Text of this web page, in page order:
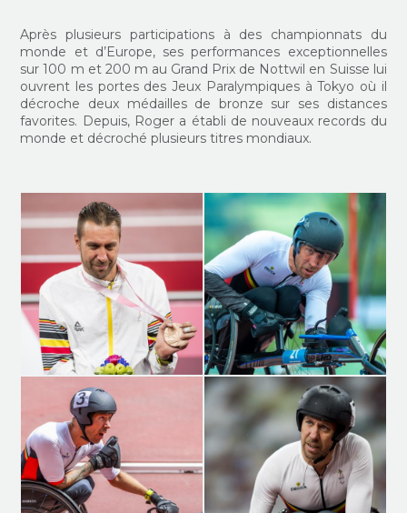
Après plusieurs participations à des championnats du
monde et d’Europe, ses performances exceptionnelles
sur 100 m et 200 m au Grand Prix de Nottwil en Suisse lui
ouvrent les portes des Jeux Paralympiques à Tokyo où il
décroche deux médailles de bronze sur ses distances
favorites. Depuis, Roger a établi de nouveaux records du
monde et décroché plusieurs titres mondiaux.